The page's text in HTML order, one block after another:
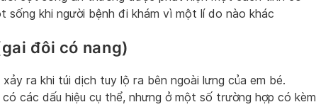
sống khi người bệnh đi khám vì một lí do nào khác
đôi có nang)
ra khi túi dịch tuy lộ ra bên ngoài lưng của em bé.
các dấu hiệu cụ thể, nhưng ở một số trường hợp có kèm